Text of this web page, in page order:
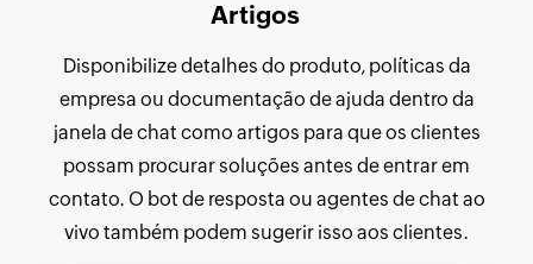
Artigos
Disponibilize detalhes do produto, políticas da
empresa ou documentação de ajuda dentro da
janela de chat como artigos para que os clientes
possam procurar soluções antes de entrar em
contato. O bot de resposta ou agentes de chat ao
vivo também podem sugerir isso aos clientes.